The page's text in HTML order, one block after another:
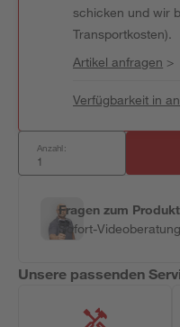
schicken und wir
Transportkosten).
Artikel anfragen >
Verfügbarkeit in
Anzahl:
Fragen zum
Sofort-
Unsere passenden